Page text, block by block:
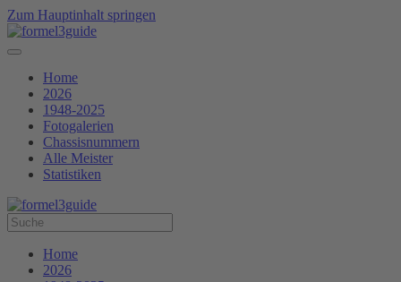
Zum Hauptinhalt springen
Home
2026
1948-2025
Fotogalerien
Chassisnummern
Alle Meister
Statistiken
Home
2026